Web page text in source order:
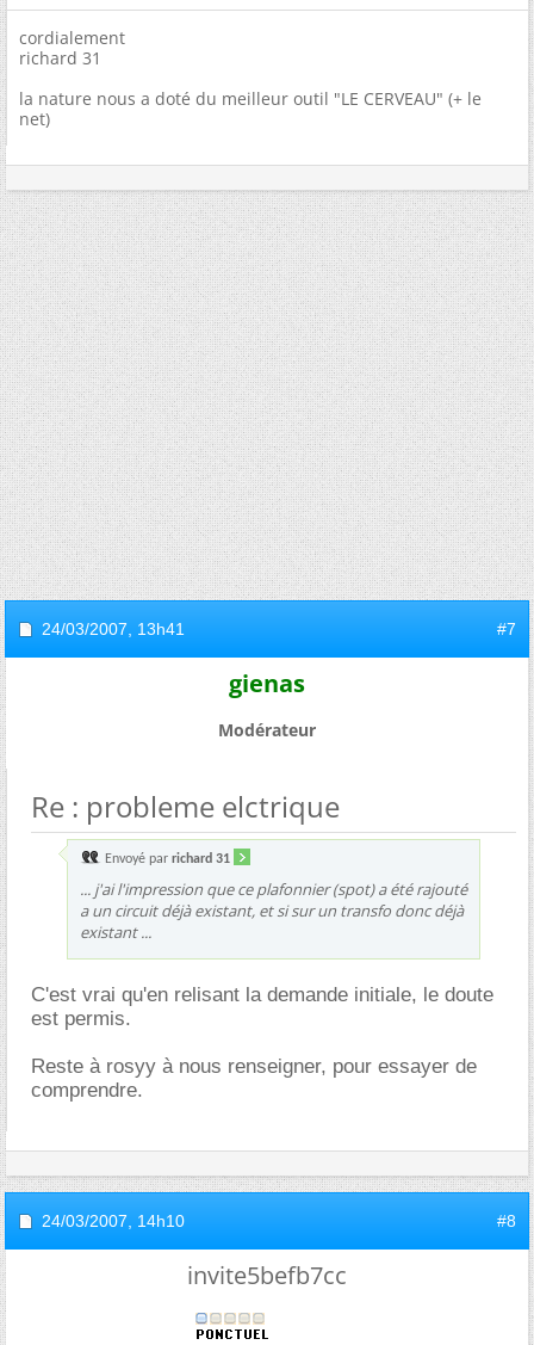
cordialement
richard 31
la nature nous a doté du meilleur outil "LE CERVEAU" (+ le
net)
24/03/2007, 13h41 #7
gienas
Modérateur
Re : probleme elctrique
Envoyé par richard 31
... j'ai l'impression que ce plafonnier (spot) a été rajouté
a un circuit déjà existant, et si sur un transfo donc déjà
existant ...
C'est vrai qu'en relisant la demande initiale, le doute
est permis.
Reste à rosyy à nous renseigner, pour essayer de
comprendre.
24/03/2007, 14h10 #8
invite5befb7cc